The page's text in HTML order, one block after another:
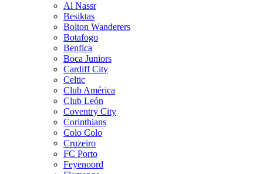
Al Nassr
Besiktas
Bolton Wanderers
Botafogo
Benfica
Boca Juniors
Cardiff City
Celtic
Club América
Club León
Coventry City
Corinthians
Colo Colo
Cruzeiro
FC Porto
Feyenoord